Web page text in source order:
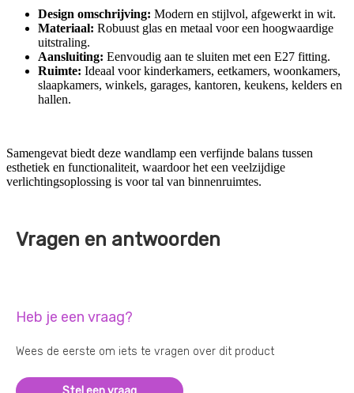
Design omschrijving: Modern en stijlvol, afgewerkt in wit.
Materiaal: Robuust glas en metaal voor een hoogwaardige
uitstraling.
Aansluiting: Eenvoudig aan te sluiten met een E27 fitting.
Ruimte: Ideaal voor kinderkamers, eetkamers, woonkamers,
slaapkamers, winkels, garages, kantoren, keukens, kelders en
hallen.
Samengevat biedt deze wandlamp een verfijnde balans tussen
esthetiek en functionaliteit, waardoor het een veelzijdige
verlichtingsoplossing is voor tal van binnenruimtes.
Vragen en antwoorden
Heb je een vraag?
Wees de eerste om iets te vragen over dit product